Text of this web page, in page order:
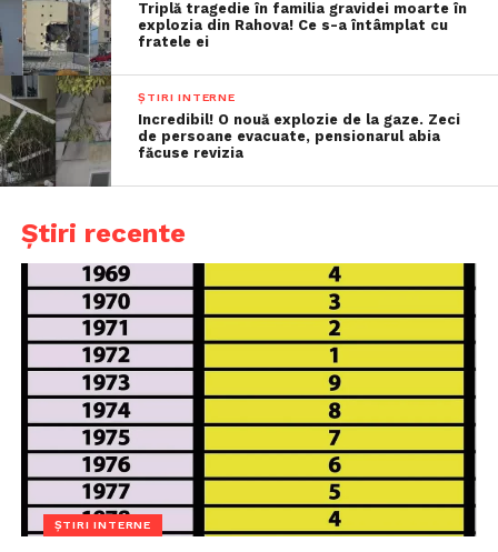
Triplă tragedie în familia gravidei moarte în
explozia din Rahova! Ce s-a întâmplat cu
fratele ei
ȘTIRI INTERNE
Incredibil! O nouă explozie de la gaze. Zeci
de persoane evacuate, pensionarul abia
făcuse revizia
Știri recente
ȘTIRI INTERNE